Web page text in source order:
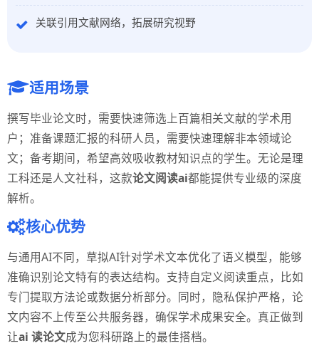
关联引用文献网络，拓展研究视野
适用场景
撰写毕业论文时，需要快速筛选上百篇相关文献的学术用
户；准备课题汇报的科研人员，需要快速理解非本领域论
文；备考期间，希望高效吸收教材知识点的学生。无论是理
工科还是人文社科，这款论文阅读ai都能提供专业级的深度
解析。
核心优势
与通用AI不同，草拟AI针对学术文本优化了语义模型，能够
准确识别论文特有的表达结构。支持自定义阅读重点，比如
专门提取方法论或数据分析部分。同时，隐私保护严格，论
文内容不上传至公共服务器，确保学术成果安全。真正做到
让ai 读论文成为您科研路上的最佳搭档。